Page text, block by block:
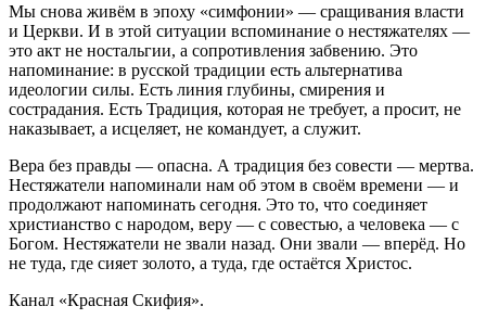
Мы снова живём в эпоху «симфонии» — сращивания власти
и Церкви. И в этой ситуации вспоминание о нестяжателях —
это акт не ностальгии, а сопротивления забвению. Это
напоминание: в русской традиции есть альтернатива
идеологии силы. Есть линия глубины, смирения и
сострадания. Есть Традиция, которая не требует, а просит, не
наказывает, а исцеляет, не командует, а служит.
Вера без правды — опасна. А традиция без совести — мертва.
Нестяжатели напоминали нам об этом в своём времени — и
продолжают напоминать сегодня. Это то, что соединяет
христианство с народом, веру — с совестью, а человека — с
Богом. Нестяжатели не звали назад. Они звали — вперёд. Но
не туда, где сияет золото, а туда, где остаётся Христос.
Канал «Красная Скифия».